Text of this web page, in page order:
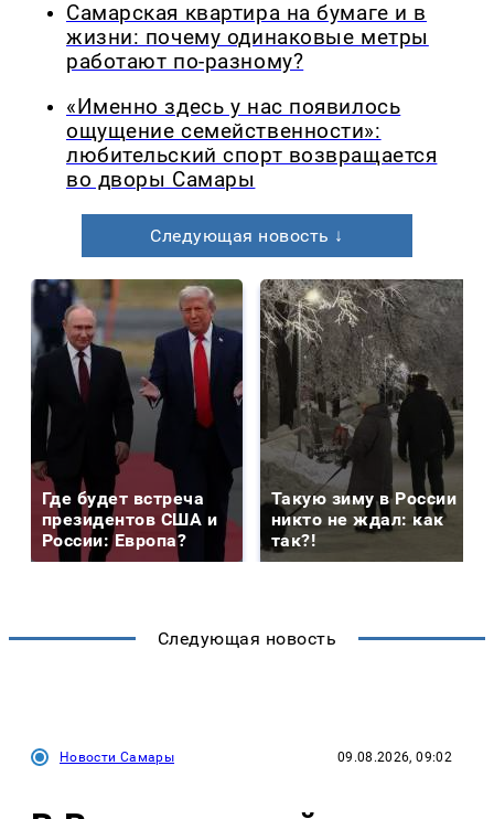
Самарская квартира на бумаге и в
жизни: почему одинаковые метры
работают по-разному?
«Именно здесь у нас появилось
ощущение семейственности»:
любительский спорт возвращается
во дворы Самары
Следующая новость ↓
Где будет встреча
президентов США и
России: Европа?
Такую зиму в России
никто не ждал: как
так?!
Следующая новость
Новости Самары 09.08.2026, 09:02